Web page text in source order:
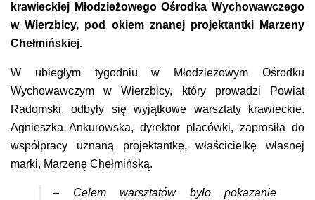
krawieckiej Młodzieżowego Ośrodka Wychowawczego
w Wierzbicy, pod okiem znanej projektantki Marzeny
Chełmińskiej.
W ubiegłym tygodniu w Młodzieżowym Ośrodku
Wychowawczym w Wierzbicy, który prowadzi Powiat
Radomski, odbyły się wyjątkowe warsztaty krawieckie.
Agnieszka Ankurowska, dyrektor placówki, zaprosiła do
współpracy uznaną projektantkę, właścicielkę własnej
marki, Marzenę Chełmińską.
– Celem warsztatów było pokazanie